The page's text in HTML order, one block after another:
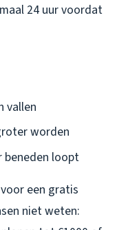
24 uur voordat
vallen
worden
beneden loopt
voor een gratis
niet weten: